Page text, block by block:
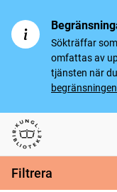
Sökträffar
omfattas av
tjänsten när
Svenska tidningar
Filtrera